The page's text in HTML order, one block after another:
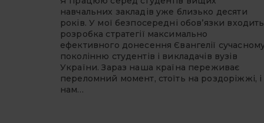
навчальних закладів уже близько десяти
років. У мої безпосередні обов’язки входить
розробка стратегії максимально
ефективного донесення Євангелії
поколінню студентів і викладачів вузів
України. Зараз наша країна переживає
переломний момент, стоїть на роздоріжжі, і
нам…